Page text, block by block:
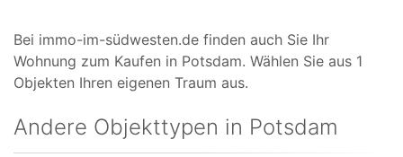
Bei immo-im-südwesten.de finden auch Sie Ihr
Wohnung zum Kaufen in Potsdam. Wählen Sie aus 1
Objekten Ihren eigenen Traum aus.
Andere Objekttypen in Potsdam